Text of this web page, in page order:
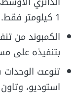
1 كيلومتر فقط.
الكمبوند من
بتنفيذه على مساحة
تنوعت
استوديو،